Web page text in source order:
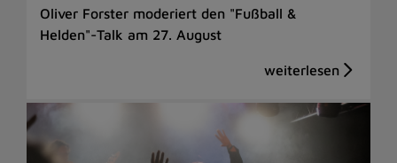
Oliver Forster moderiert den "Fußball &
Helden"-Talk am 27. August